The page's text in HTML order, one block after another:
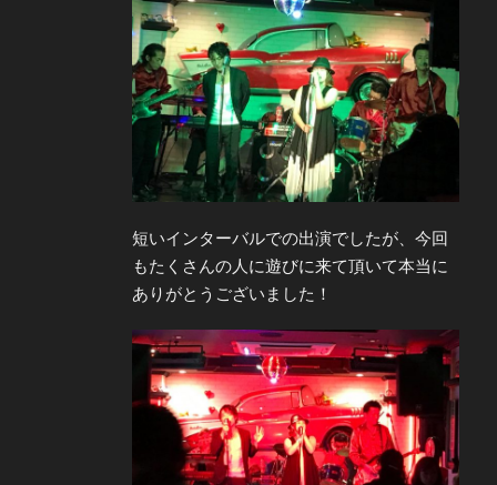
短いインターバルでの出演でしたが、今回
もたくさんの人に遊びに来て頂いて本当に
ありがとうございました！